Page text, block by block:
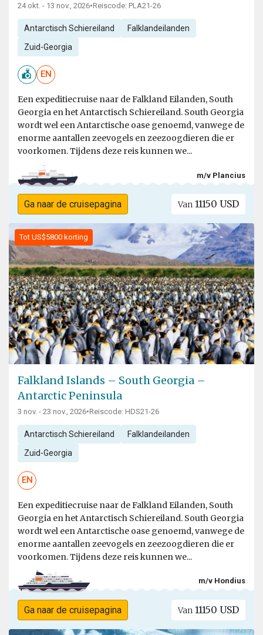
24 okt. - 13 nov., 2026•Reiscode: PLA21-26
Antarctisch Schiereiland Falklandeilanden
Zuid-Georgia
EN
Een expeditiecruise naar de Falkland Eilanden, South
Georgia en het Antarctisch Schiereiland. South Georgia
wordt wel een Antarctische oase genoemd, vanwege de
enorme aantallen zeevogels en zeezoogdieren die er
voorkomen. Tijdens deze reis kunnen we...
m/v Plancius
Ga naar de cruisepagina Van 11150 USD
Tot US$5800 korting
Falkland Islands – South Georgia –
Antarctic Peninsula
3 nov. - 23 nov., 2026•Reiscode: HDS21-26
Antarctisch Schiereiland Falklandeilanden
Zuid-Georgia
EN
Een expeditiecruise naar de Falkland Eilanden, South
Georgia en het Antarctisch Schiereiland. South Georgia
wordt wel een Antarctische oase genoemd, vanwege de
enorme aantallen zeevogels en zeezoogdieren die er
voorkomen. Tijdens deze reis kunnen we...
m/v Hondius
Ga naar de cruisepagina Van 11150 USD